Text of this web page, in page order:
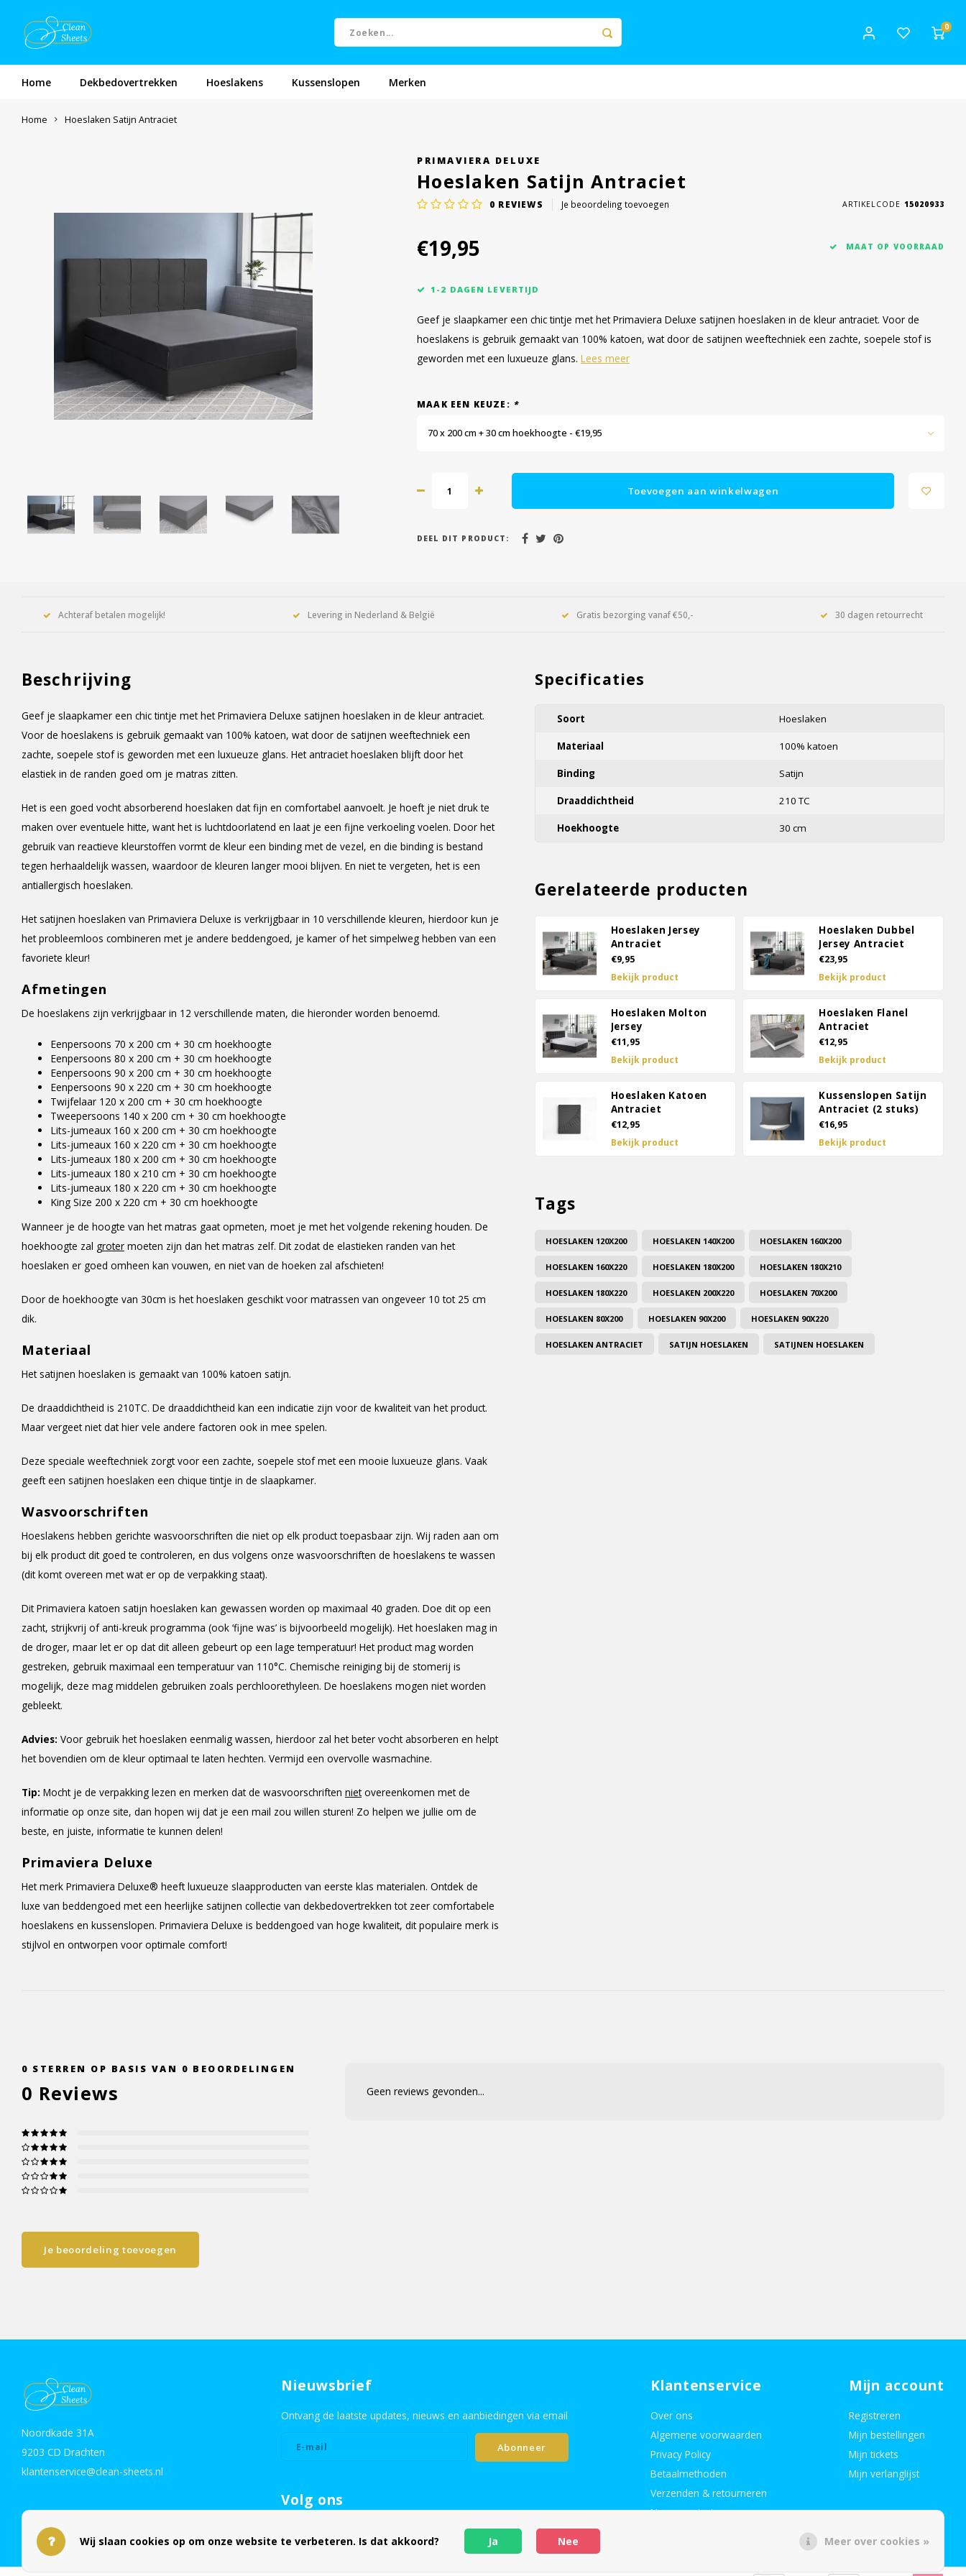
0
Home Dekbedovertrekken Hoeslakens Kussenslopen Merken
Home Hoeslaken Satijn Antraciet
PRIMAVIERA DELUXE
Hoeslaken Satijn Antraciet
0 REVIEWS Je beoordeling toevoegen ARTIKELCODE 15020933
€19,95 MAAT OP VOORRAAD
1-2 DAGEN LEVERTIJD
Geef je slaapkamer een chic tintje met het Primaviera Deluxe satijnen hoeslaken in de kleur antraciet. Voor de
hoeslakens is gebruik gemaakt van 100% katoen, wat door de satijnen weeftechniek een zachte, soepele stof is
geworden met een luxueuze glans. Lees meer
MAAK EEN KEUZE: *
70 x 200 cm + 30 cm hoekhoogte - €19,95
Toevoegen aan winkelwagen
DEEL DIT PRODUCT:
Achteraf betalen mogelijk! Levering in Nederland & België Gratis bezorging vanaf €50,- 30 dagen retourrecht
Beschrijving
Geef je slaapkamer een chic tintje met het Primaviera Deluxe satijnen hoeslaken in de kleur antraciet.
Voor de hoeslakens is gebruik gemaakt van 100% katoen, wat door de satijnen weeftechniek een
zachte, soepele stof is geworden met een luxueuze glans. Het antraciet hoeslaken blijft door het
elastiek in de randen goed om je matras zitten.
Het is een goed vocht absorberend hoeslaken dat fijn en comfortabel aanvoelt. Je hoeft je niet druk te
maken over eventuele hitte, want het is luchtdoorlatend en laat je een fijne verkoeling voelen. Door het
gebruik van reactieve kleurstoffen vormt de kleur een binding met de vezel, en die binding is bestand
tegen herhaaldelijk wassen, waardoor de kleuren langer mooi blijven. En niet te vergeten, het is een
antiallergisch hoeslaken.
Het satijnen hoeslaken van Primaviera Deluxe is verkrijgbaar in 10 verschillende kleuren, hierdoor kun je
het probleemloos combineren met je andere beddengoed, je kamer of het simpelweg hebben van een
favoriete kleur!
Afmetingen
De hoeslakens zijn verkrijgbaar in 12 verschillende maten, die hieronder worden benoemd.
Eenpersoons 70 x 200 cm + 30 cm hoekhoogte
Eenpersoons 80 x 200 cm + 30 cm hoekhoogte
Eenpersoons 90 x 200 cm + 30 cm hoekhoogte
Eenpersoons 90 x 220 cm + 30 cm hoekhoogte
Twijfelaar 120 x 200 cm + 30 cm hoekhoogte
Tweepersoons 140 x 200 cm + 30 cm hoekhoogte
Lits-jumeaux 160 x 200 cm + 30 cm hoekhoogte
Lits-jumeaux 160 x 220 cm + 30 cm hoekhoogte
Lits-jumeaux 180 x 200 cm + 30 cm hoekhoogte
Lits-jumeaux 180 x 210 cm + 30 cm hoekhoogte
Lits-jumeaux 180 x 220 cm + 30 cm hoekhoogte
King Size 200 x 220 cm + 30 cm hoekhoogte
Wanneer je de hoogte van het matras gaat opmeten, moet je met het volgende rekening houden. De
hoekhoogte zal groter moeten zijn dan het matras zelf. Dit zodat de elastieken randen van het
hoeslaken er goed omheen kan vouwen, en niet van de hoeken zal afschieten!
Door de hoekhoogte van 30cm is het hoeslaken geschikt voor matrassen van ongeveer 10 tot 25 cm
dik.
Materiaal
Het satijnen hoeslaken is gemaakt van 100% katoen satijn.
De draaddichtheid is 210TC. De draaddichtheid kan een indicatie zijn voor de kwaliteit van het product.
Maar vergeet niet dat hier vele andere factoren ook in mee spelen.
Deze speciale weeftechniek zorgt voor een zachte, soepele stof met een mooie luxueuze glans. Vaak
geeft een satijnen hoeslaken een chique tintje in de slaapkamer.
Wasvoorschriften
Hoeslakens hebben gerichte wasvoorschriften die niet op elk product toepasbaar zijn. Wij raden aan om
bij elk product dit goed te controleren, en dus volgens onze wasvoorschriften de hoeslakens te wassen
(dit komt overeen met wat er op de verpakking staat).
Dit Primaviera katoen satijn hoeslaken kan gewassen worden op maximaal 40 graden. Doe dit op een
zacht, strijkvrij of anti-kreuk programma (ook ‘fijne was’ is bijvoorbeeld mogelijk). Het hoeslaken mag in
de droger, maar let er op dat dit alleen gebeurt op een lage temperatuur! Het product mag worden
gestreken, gebruik maximaal een temperatuur van 110°C. Chemische reiniging bij de stomerij is
mogelijk, deze mag middelen gebruiken zoals perchloorethyleen. De hoeslakens mogen niet worden
gebleekt.
Advies: Voor gebruik het hoeslaken eenmalig wassen, hierdoor zal het beter vocht absorberen en helpt
het bovendien om de kleur optimaal te laten hechten. Vermijd een overvolle wasmachine.
Tip: Mocht je de verpakking lezen en merken dat de wasvoorschriften nietovereenkomen met de
informatie op onze site, dan hopen wij dat je een mail zou willen sturen! Zo helpen we jullie om de
beste, en juiste, informatie te kunnen delen!
Primaviera Deluxe
Het merk Primaviera Deluxe® heeft luxueuze slaapproducten van eerste klas materialen. Ontdek de
luxe van beddengoed met een heerlijke satijnen collectie van dekbedovertrekken tot zeer comfortabele
hoeslakens en kussenslopen. Primaviera Deluxe is beddengoed van hoge kwaliteit, dit populaire merk is
stijlvol en ontworpen voor optimale comfort!
Specificaties
Soort Hoeslaken
Materiaal 100% katoen
Binding Satijn
Draaddichtheid 210 TC
Hoekhoogte 30 cm
Gerelateerde producten
Hoeslaken Jersey
Antraciet
€9,95
Bekijk product
Hoeslaken Dubbel
Jersey Antraciet
€23,95
Bekijk product
Hoeslaken Molton
Jersey
€11,95
Bekijk product
Hoeslaken Flanel
Antraciet
€12,95
Bekijk product
Hoeslaken Katoen
Antraciet
€12,95
Bekijk product
Kussenslopen Satijn
Antraciet (2 stuks)
€16,95
Bekijk product
Tags
HOESLAKEN 120X200 HOESLAKEN 140X200 HOESLAKEN 160X200
HOESLAKEN 160X220 HOESLAKEN 180X200 HOESLAKEN 180X210
HOESLAKEN 180X220 HOESLAKEN 200X220 HOESLAKEN 70X200
HOESLAKEN 80X200 HOESLAKEN 90X200 HOESLAKEN 90X220
HOESLAKEN ANTRACIET SATIJN HOESLAKEN SATIJNEN HOESLAKEN
0 STERREN OP BASIS VAN 0 BEOORDELINGEN
0 Reviews
Je beoordeling toevoegen
Geen reviews gevonden...
Noordkade 31A
9203 CD Drachten
klantenservice@clean-sheets.nl
Nieuwsbrief
Ontvang de laatste updates, nieuws en aanbiedingen via email
Abonneer
Volg ons
Klantenservice
Over ons
Algemene voorwaarden
Privacy Policy
Betaalmethoden
Verzenden & retourneren
Neem contact op
Mijn account
Registreren
Mijn bestellingen
Mijn tickets
Mijn verlanglijst
Wij slaan cookies op om onze website te verbeteren. Is dat akkoord? Ja Nee Meer over cookies »